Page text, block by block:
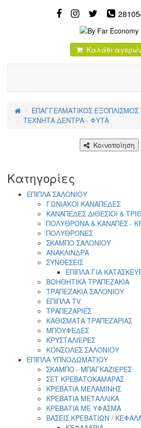
Καλάθι
ΕΠΑΓΓΕΛΜΑΤΙΚΟΣ ΕΞΟΠΛΙΣΜΟΣ
ΤΕΧΝΗΤΑ ΔΕΝΤΡΑ - ΦΥΤΑ
Κοινοποίηση
Κατηγορίες
ΕΠΙΠΛΑ ΣΑΛΟΝΙΟΥ
ΓΩΝΙΑΚΟΙ ΚΑΝΑΠΕΔΕΣ
ΚΑΝΑΠΕΔΕΣ ΔΙΘΕΣΙΟΙ &
ΠΟΛΥΘΡΟΝΑ & ΚΑΝΑΠΕΣ -
ΠΟΛΥΘΡΟΝΕΣ
ΣΚΑΜΠΟ ΣΑΛΟΝΙΟΥ
ΑΝΑΚΛΙΝΔΡΑ
ΣΥΝΘΕΣΕΙΣ
ΕΠΙΠΛΑ ΓΙΑ
ΒΟΗΘΗΤΙΚΑ ΤΡΑΠΕΖΑΚΙΑ
ΤΡΑΠΕΖΑΚΙΑ ΣΑΛΟΝΙΟΥ
ΕΠΙΠΛΑ TV
ΤΡΑΠΕΖΑΡΙΕΣ
ΚΑΘΙΣΜΑΤΑ ΤΡΑΠΕΖΑΡΙΑΣ
ΜΠΟΥΦΕΔΕΣ
ΚΡΥΣΤΑΛΙΕΡΕΣ
ΚΟΝΣΟΛΕΣ ΣΑΛΟΝΙΟΥ
ΕΠΙΠΛΑ ΥΠΝΟΔΩΜΑΤΙΟΥ
ΣΚΑΜΠΟ - ΜΠΑΓΚΑΖΙΕΡΕΣ
ΣΕΤ ΚΡΕΒΑΤΟΚΑΜΑΡΑΣ
ΚΡΕΒΑΤΙΑ ΜΕΛΑΜΙΝΗΣ
ΚΡΕΒΑΤΙΑ ΜΕΤΑΛΛΙΚΑ
ΚΡΕΒΑΤΙΑ ΜΕ ΥΦΑΣΜΑ
ΒΑΣΕΙΣ ΚΡΕΒΑΤΙΩΝ /